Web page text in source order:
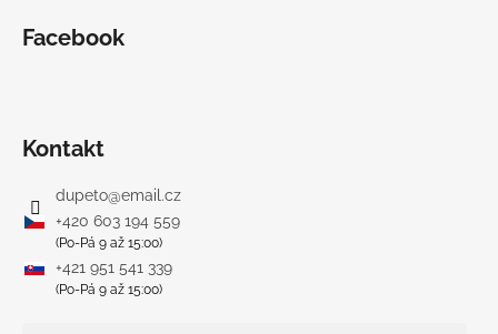
Facebook
Kontakt
dupeto@email.cz
+420 603 194 559
(Po-Pá 9 až 15:00)
+421 951 541 339
(Po-Pá 9 až 15:00)